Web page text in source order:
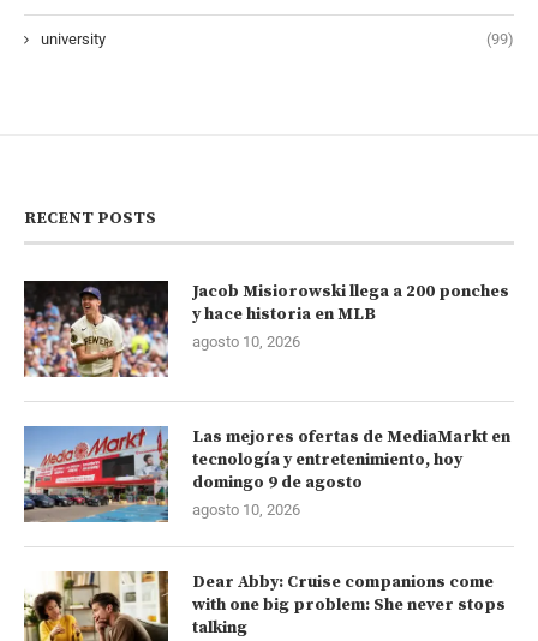
university (99)
RECENT POSTS
Jacob Misiorowski llega a 200 ponches
y hace historia en MLB
agosto 10, 2026
Las mejores ofertas de MediaMarkt en
tecnología y entretenimiento, hoy
domingo 9 de agosto
agosto 10, 2026
Dear Abby: Cruise companions come
with one big problem: She never stops
talking